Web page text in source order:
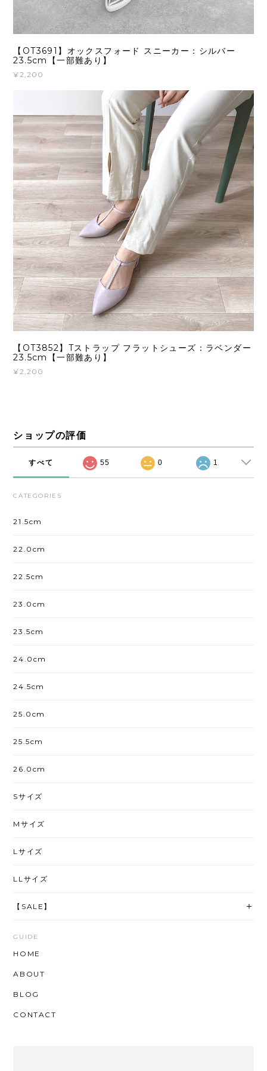
【OT3691】オックスフォード スニーカー：シルバー
23.5cm【一部難あり】
¥2,200
【OT3852】Tストラップ フラットシューズ：ラベンダー
23.5cm【一部難あり】
¥2,200
ショップの評価
すべて 55 0 1
CATEGORIES
21.5cm
22.0cm
22.5cm
23.0cm
23.5cm
24.0cm
24.5cm
25.0cm
25.5cm
26.0cm
Sサイズ
Mサイズ
Lサイズ
LLサイズ
【SALE】
GUIDE
HOME
ABOUT
BLOG
CONTACT